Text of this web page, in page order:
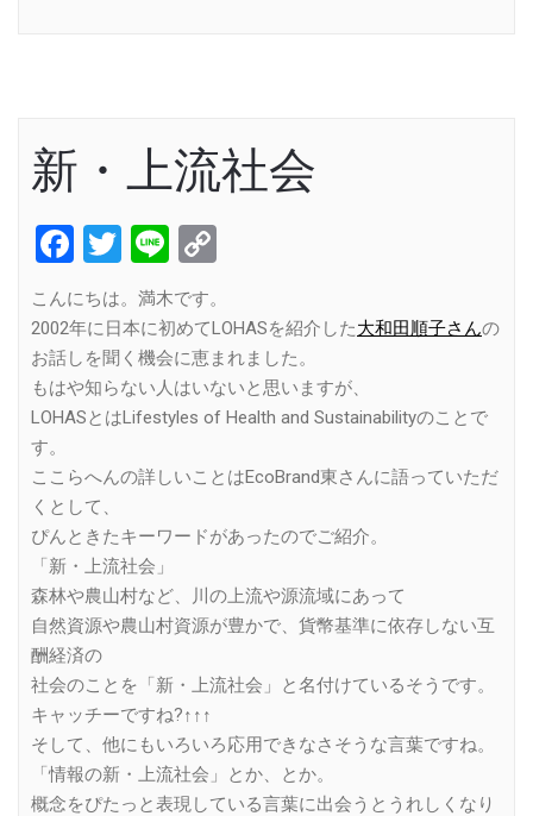
新・上流社会
Facebook
Twitter
Line
こんにちは。満木です。
2002年に日本に初めてLOHASを紹介した大和田順子さんの
お話しを聞く機会に恵まれました。
もはや知らない人はいないと思いますが、
LOHASとはLifestyles of Health and Sustainabilityのことで
す。
ここらへんの詳しいことはEcoBrand東さんに語っていただ
くとして、
ぴんときたキーワードがあったのでご紹介。
「新・上流社会」
森林や農山村など、川の上流や源流域にあって
自然資源や農山村資源が豊かで、貨幣基準に依存しない互
酬経済の
社会のことを「新・上流社会」と名付けているそうです。
キャッチーですね?↑↑↑
そして、他にもいろいろ応用できなさそうな言葉ですね。
「情報の新・上流社会」とか、とか。
概念をぴたっと表現している言葉に出会うとうれしくなり